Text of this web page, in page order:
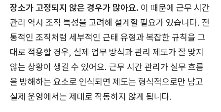
장소가 고정되지 않은 경우가 많아요. 이 때문에 근무 시간
관리 역시 조직 특성을 고려해 설계할 필요가 있습니다. 전
통적인 조직처럼 세부적인 근태 유형과 복잡한 규칙을 그
대로 적용할 경우, 실제 업무 방식과 관리 제도가 잘 맞지
않는 상황이 생길 수 있어요. 근무 시간 관리가 실무 흐름
을 방해하는 요소로 인식되면 제도는 형식적으로만 남고
실제 운영에서는 제대로 작동하지 않게 됩니다.